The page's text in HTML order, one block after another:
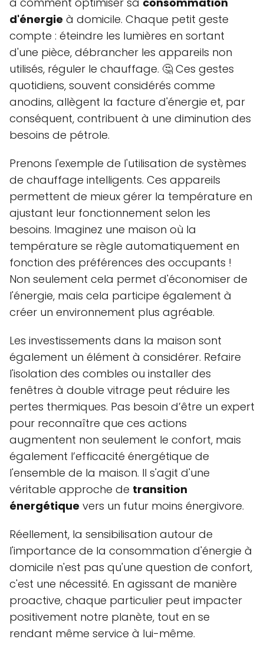
d'énergie à domicile. Chaque petit geste
compte : éteindre les lumières en sortant
d'une pièce, débrancher les appareils non
utilisés, réguler le chauffage. 🤔 Ces gestes
quotidiens, souvent considérés comme
anodins, allègent la facture d'énergie et, par
conséquent, contribuent à une diminution des
besoins de pétrole.
Prenons l'exemple de l'utilisation de systèmes
de chauffage intelligents. Ces appareils
permettent de mieux gérer la température en
ajustant leur fonctionnement selon les
besoins. Imaginez une maison où la
température se règle automatiquement en
fonction des préférences des occupants !
Non seulement cela permet d'économiser de
l'énergie, mais cela participe également à
créer un environnement plus agréable.
Les investissements dans la maison sont
également un élément à considérer. Refaire
l'isolation des combles ou installer des
fenêtres à double vitrage peut réduire les
pertes thermiques. Pas besoin d’être un expert
pour reconnaître que ces actions
augmentent non seulement le confort, mais
également l’efficacité énergétique de
l'ensemble de la maison. Il s'agit d'une
véritable approche de transition
énergétique vers un futur moins énergivore.
Réellement, la sensibilisation autour de
l'importance de la consommation d'énergie à
domicile n'est pas qu'une question de confort,
c'est une nécessité. En agissant de manière
proactive, chaque particulier peut impacter
positivement notre planète, tout en se
rendant même service à lui-même.